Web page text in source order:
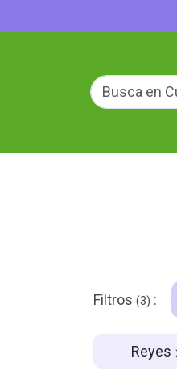
Filtros (3) :
Reyes